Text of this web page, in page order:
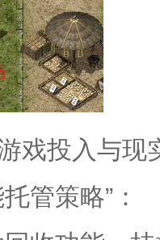
戏投入与现
管策略”：